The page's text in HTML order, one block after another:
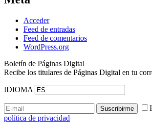
Acceder
Feed de entradas
Feed de comentarios
WordPress.org
Boletín de Páginas Digital
Recibe los titulares de Páginas Digital en tu
IDIOMA
política de privacidad